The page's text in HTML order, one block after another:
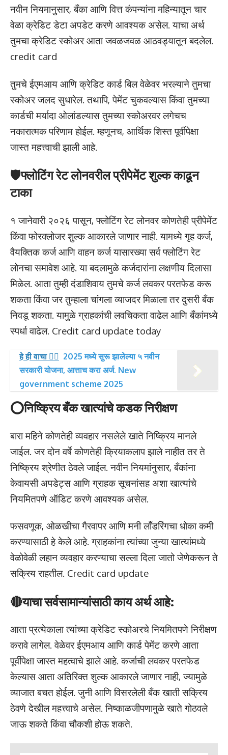
नवीन नियमानुसार, बँका आणि वित्त कंपन्यांना महिन्यातून चार
वेळा क्रेडिट डेटा अपडेट करणे आवश्यक असेल. याचा अर्थ
तुमचा क्रेडिट स्कोअर आता जवळजवळ आठवड्यातून बदलेल.
credit card
तुमचे ईएमआय आणि क्रेडिट कार्ड बिल वेळेवर भरल्याने तुमचा
स्कोअर जलद सुधारेल. तथापि, पेमेंट चुकवल्यास किंवा तुमच्या
कार्डची मर्यादा ओलांडल्यास तुमच्या स्कोअरवर लगेचच
नकारात्मक परिणाम होईल. म्हणूनच, आर्थिक शिस्त पूर्वीपेक्षा
जास्त महत्त्वाची झाली आहे.
🛡️फ्लोटिंग रेट लोनवरील प्रीपेमेंट शुल्क काढून
टाका
१ जानेवारी २०२६ पासून, फ्लोटिंग रेट लोनवर कोणतेही प्रीपेमेंट
किंवा फोरक्लोजर शुल्क आकारले जाणार नाही. यामध्ये गृह कर्ज,
वैयक्तिक कर्ज आणि वाहन कर्ज यासारख्या सर्व फ्लोटिंग रेट
लोनचा समावेश आहे. या बदलामुळे कर्जदारांना लक्षणीय दिलासा
मिळेल. आता तुम्ही दंडाशिवाय तुमचे कर्ज लवकर परतफेड करू
शकता किंवा जर तुम्हाला चांगला व्याजदर मिळाला तर दुसरी बँक
निवडू शकता. यामुळे ग्राहकांची लवचिकता वाढेल आणि बँकांमध्ये
स्पर्धा वाढेल. Credit card update today
हे ही वाचा 👉🏻 2025 मध्ये सुरू झालेल्या ५ नवीन
सरकारी योजना, आत्ताच करा अर्ज. New
government scheme 2025
⭕निष्क्रिय बँक खात्यांचे कडक निरीक्षण
बारा महिने कोणतेही व्यवहार नसलेले खाते निष्क्रिय मानले
जाईल. जर दोन वर्षे कोणतेही क्रियाकलाप झाले नाहीत तर ते
निष्क्रिय श्रेणीत ठेवले जाईल. नवीन नियमांनुसार, बँकांना
केवायसी अपडेट्स आणि ग्राहक सूचनांसह अशा खात्यांचे
नियमितपणे ऑडिट करणे आवश्यक असेल.
फसवणूक, ओळखीचा गैरवापर आणि मनी लाँडरिंगचा धोका कमी
करण्यासाठी हे केले आहे. ग्राहकांना त्यांच्या जुन्या खात्यांमध्ये
वेळोवेळी लहान व्यवहार करण्याचा सल्ला दिला जातो जेणेकरून ते
सक्रिय राहतील. Credit card update
🔴याचा सर्वसामान्यांसाठी काय अर्थ आहे:
आता प्रत्येकाला त्यांच्या क्रेडिट स्कोअरचे नियमितपणे निरीक्षण
करावे लागेल. वेळेवर ईएमआय आणि कार्ड पेमेंट करणे आता
पूर्वीपेक्षा जास्त महत्वाचे झाले आहे. कर्जाची लवकर परतफेड
केल्यास आता अतिरिक्त शुल्क आकारले जाणार नाही, ज्यामुळे
व्याजात बचत होईल. जुनी आणि विसरलेली बँक खाती सक्रिय
ठेवणे देखील महत्त्वाचे असेल. निष्काळजीपणामुळे खाते गोठवले
जाऊ शकते किंवा चौकशी होऊ शकते.